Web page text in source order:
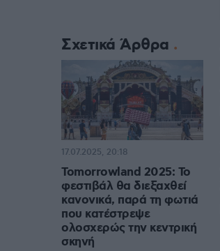
Σχετικά Άρθρα
Tomorrowland 2025: Το
φεστιβάλ θα διεξαχθεί
κανονικά, παρά τη φωτιά
που κατέστρεψε
ολοσχερώς την κεντρική
σκηνή
17.07.2025, 20:18